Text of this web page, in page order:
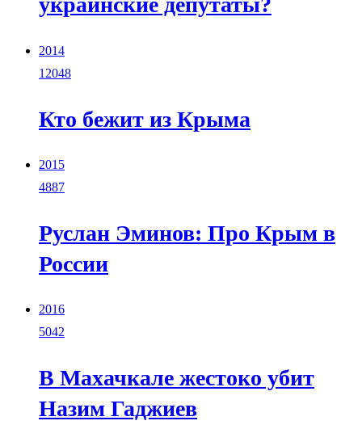
2014
12048
Кто бежит из Крыма
2015
4887
Руслан Эминов: Про Крым в
России
2016
5042
В Махачкале жестоко убит
Назим Гаджиев